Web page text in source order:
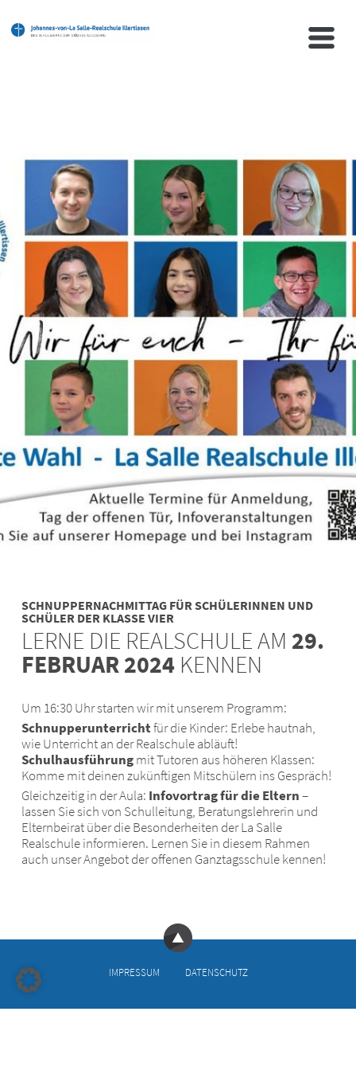
SCHNUPPERNACHMITTAG FÜR SCHÜLERINNEN UND
SCHÜLER DER KLASSE VIER
LERNE DIE REALSCHULE AM 29.
FEBRUAR 2024 KENNEN
Um 16:30 Uhr starten wir mit unserem Programm:
Schnupperunterrichtfür die Kinder: Erlebe hautnah,
wie Unterricht an der Realschule abläuft!
Schulhausführungmit Tutoren aus höheren Klassen:
Komme mit deinen zukünftigen Mitschülern ins Gespräch!
Gleichzeitig in der Aula: Infovortrag für die Eltern–
lassen Sie sich von Schulleitung, Beratungslehrerin und
Elternbeirat über die Besonderheiten der La Salle
Realschule informieren. Lernen Sie in diesem Rahmen
auch unser Angebot der offenen Ganztagsschule kennen!
IMPRESSUM DATENSCHUTZ